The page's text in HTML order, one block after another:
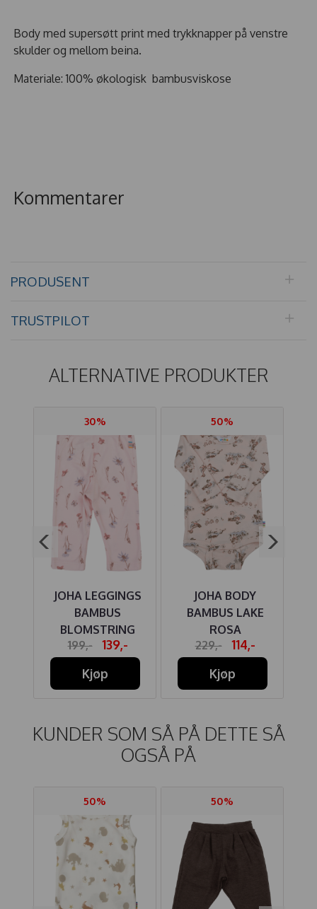
Body med supersøtt print med trykknapper på venstre
skulder og mellom beina.
Materiale: 100% økologisk bambusviskose
Kommentarer
PRODUSENT
TRUSTPILOT
ALTERNATIVE PRODUKTER
30%
JOHA LEGGINGS
BAMBUS
BLOMSTRING
199,-
139,-
Kjøp
50%
JOHA BODY
BAMBUS LAKE
ROSA
229,-
114,-
Kjøp
KUNDER SOM SÅ PÅ DETTE SÅ
OGSÅ PÅ
50% 50%